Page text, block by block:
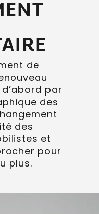
de
par
des
des
et
pour
plus.